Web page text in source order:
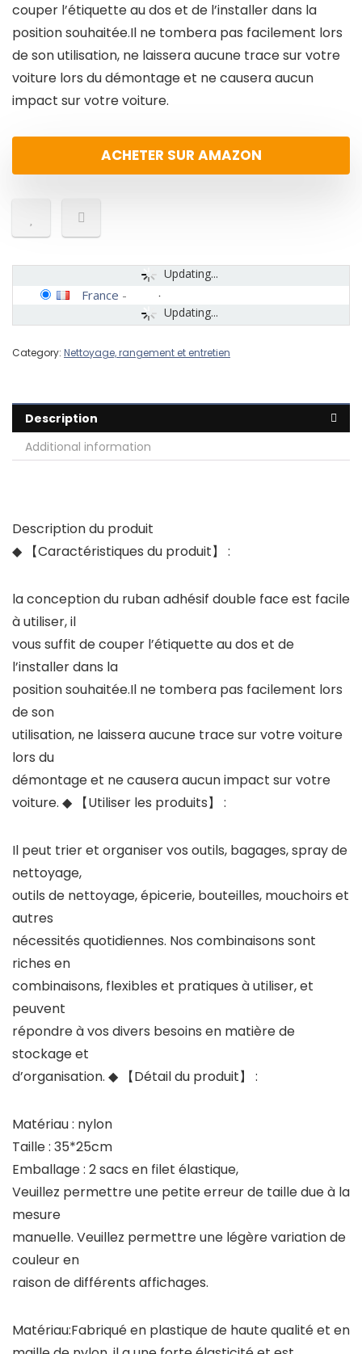
couper l’étiquette au dos et de l’installer dans la
position souhaitée.Il ne tombera pas facilement lors
de son utilisation, ne laissera aucune trace sur votre
voiture lors du démontage et ne causera aucun
impact sur votre voiture.
ACHETER SUR AMAZON
Updating...
Updating...
France -
Category: Nettoyage, rangement et entretien
Description
Additional information
Description du produit
◆ 【Caractéristiques du produit】 :
la conception du ruban adhésif double face est facile
à utiliser, il
vous suffit de couper l’étiquette au dos et de
l’installer dans la
position souhaitée.Il ne tombera pas facilement lors
de son
utilisation, ne laissera aucune trace sur votre voiture
lors du
démontage et ne causera aucun impact sur votre
voiture. ◆ 【Utiliser les produits】 :
Il peut trier et organiser vos outils, bagages, spray de
nettoyage,
outils de nettoyage, épicerie, bouteilles, mouchoirs et
autres
nécessités quotidiennes. Nos combinaisons sont
riches en
combinaisons, flexibles et pratiques à utiliser, et
peuvent
répondre à vos divers besoins en matière de
stockage et
d’organisation. ◆ 【Détail du produit】 :
Matériau : nylon
Taille : 35*25cm
Emballage : 2 sacs en filet élastique,
Veuillez permettre une petite erreur de taille due à la
mesure
manuelle. Veuillez permettre une légère variation de
couleur en
raison de différents affichages.
Matériau:Fabriqué en plastique de haute qualité et en